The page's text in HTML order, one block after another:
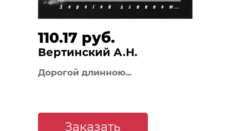
110.17 руб.
Вертинский А.Н.
Дорогой длинною...
Заказать